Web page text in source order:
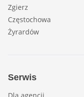
Zgierz
Częstochowa
Żyrardów
Serwis